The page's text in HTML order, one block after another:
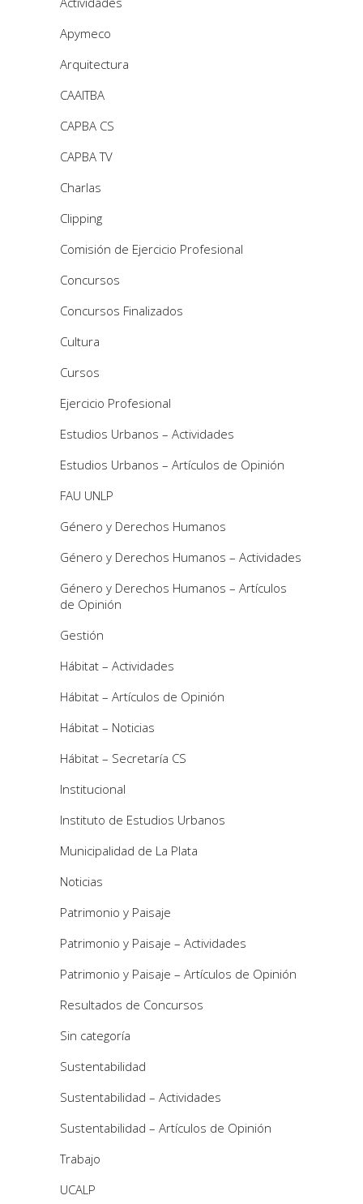
Apymeco
Arquitectura
CAAITBA
CAPBA CS
CAPBA TV
Charlas
Clipping
Comisión de Ejercicio Profesional
Concursos
Concursos Finalizados
Cultura
Cursos
Ejercicio Profesional
Estudios Urbanos – Actividades
Estudios Urbanos – Artículos de Opinión
FAU UNLP
Género y Derechos Humanos
Género y Derechos Humanos – Actividades
Género y Derechos Humanos – Artículos
de Opinión
Gestión
Hábitat – Actividades
Hábitat – Artículos de Opinión
Hábitat – Noticias
Hábitat – Secretaría CS
Institucional
Instituto de Estudios Urbanos
Municipalidad de La Plata
Noticias
Patrimonio y Paisaje
Patrimonio y Paisaje – Actividades
Patrimonio y Paisaje – Artículos de Opinión
Resultados de Concursos
Sin categoría
Sustentabilidad
Sustentabilidad – Actividades
Sustentabilidad – Artículos de Opinión
Trabajo
UCALP